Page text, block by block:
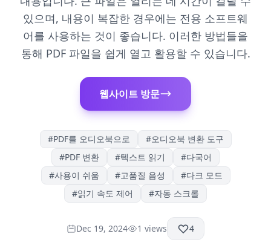
있으며, 내용이 복잡한 경우에는 전용 소프트웨
어를 사용하는 것이 좋습니다. 이러한 방법들을
통해 PDF 파일을 쉽게 열고 활용할 수 있습니다.
웹사이트 방문
#PDF를 오디오북으로 #오디오북 변환 도구
#PDF 변환 #텍스트 읽기 #다국어
#사용이 쉬움 #고품질 음성 #다크 모드
#읽기 속도 제어 #자동 스크롤
Dec 19, 2024 1 views 4